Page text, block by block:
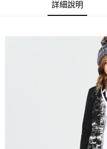
每筆NT$80，滿NT$1,500(含以
詳細說明